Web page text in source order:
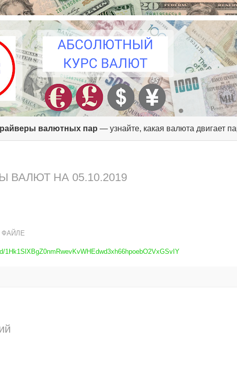
валютных пар — узнайте, какая валюта двигает
НА 05.10.2019
1Hk1SlXBgZ0nmRwevKvWHEdwd3xh66hpoebO2VxGSvIY